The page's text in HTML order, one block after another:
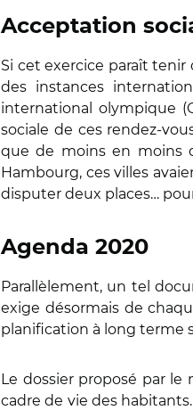
Acceptation
Si cet exercice paraît
des instances
international olympique
sociale de ces rendez-
que de moins en moins
Hambourg, ces villes
disputer deux places…
Agenda 2020
Parallèlement, un tel
exige désormais de
planification à long terme
Le dossier proposé par
cadre de vie des